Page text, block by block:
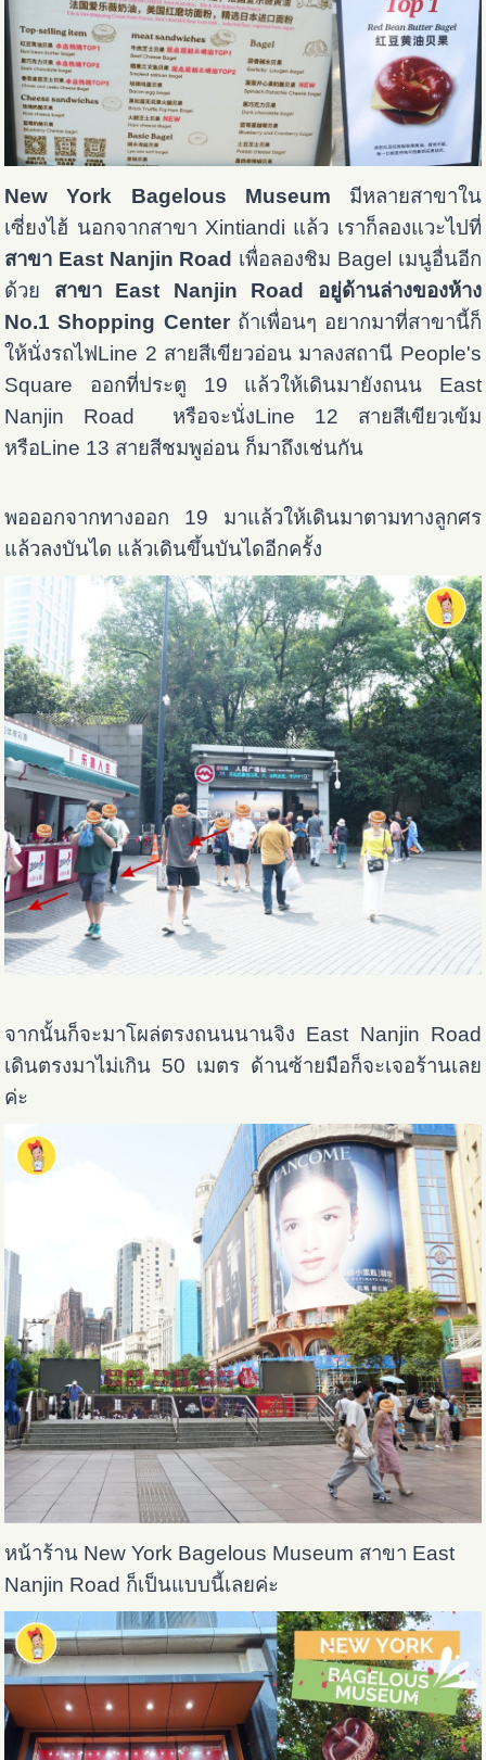
New York Bagelous Museum มีหลายสาขาใน
เซี่ยงไฮ้ นอกจากสาขา Xintiandi แล้ว เราก็ลองแวะไปที่
สาขา East Nanjin Road เพื่อลองชิม Bagel เมนูอื่นอีก
ด้วย สาขา East Nanjin Road อยู่ด้านล่างของห้าง
No.1 Shopping Centerถ้าเพื่อนๆ อยากมาที่สาขานี้ก็
ให้นั่งรถไฟLine 2 สายสีเขียวอ่อน มาลงสถานี People's
Square ออกที่ประตู 19 แล้วให้เดินมายังถนน East
Nanjin Road หรือจะนั่งLine 12 สายสีเขียวเข้ม
หรือLine 13 สายสีชมพูอ่อน ก็มาถึงเช่นกัน
พอออกจากทางออก 19 มาแล้วให้เดินมาตามทางลูกศร
แล้วลงบันได แล้วเดินขึ้นบันไดอีกครั้ง
จากนั้นก็จะมาโผล่ตรงถนนนานจิง East Nanjin Road
เดินตรงมาไม่เกิน 50 เมตร ด้านซ้ายมือก็จะเจอร้านเลย
ค่ะ
หน้าร้าน New York Bagelous Museum สาขา East
Nanjin Road ก็เป็นแบบนี้เลยค่ะ